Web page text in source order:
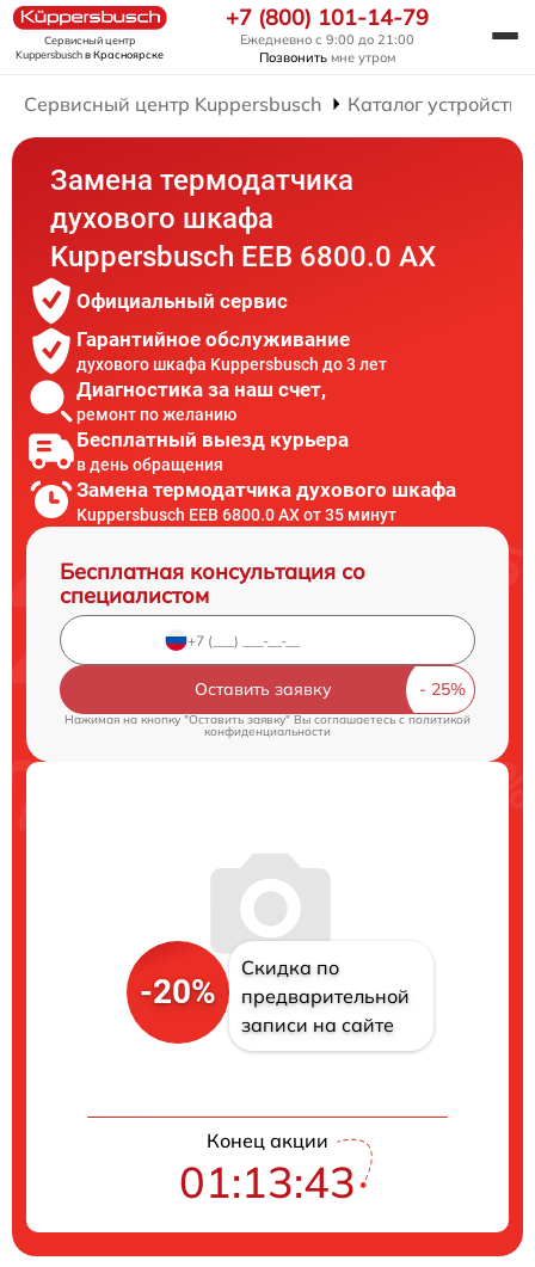
Сервисный центр
Kuppersbuschв Красноярске
+7 (800) 101-14-79
Ежедневно с 9:00 до 21:00
Позвонить мне утром
Сервисный центр Kuppersbusch Каталог устройств
Замена термодатчика
духового шкафа
Kuppersbusch EEB 6800.0 AX
Официальный сервис
Гарантийное обслуживание
духового шкафа Kuppersbusch до 3 лет
Диагностика за наш счет,
ремонт по желанию
Бесплатный выезд курьера
в день обращения
Замена термодатчика духового шкафа
Kuppersbusch EEB 6800.0 AX от 35 минут
Бесплатная консультация со
специалистом
Оставить заявку
Нажимая на кнопку "Оставить заявку" Вы соглашаетесь cполитикой
конфиденциальности
-20%
Скидка по
предварительной
записи на сайте
Конец акции
01:13:41